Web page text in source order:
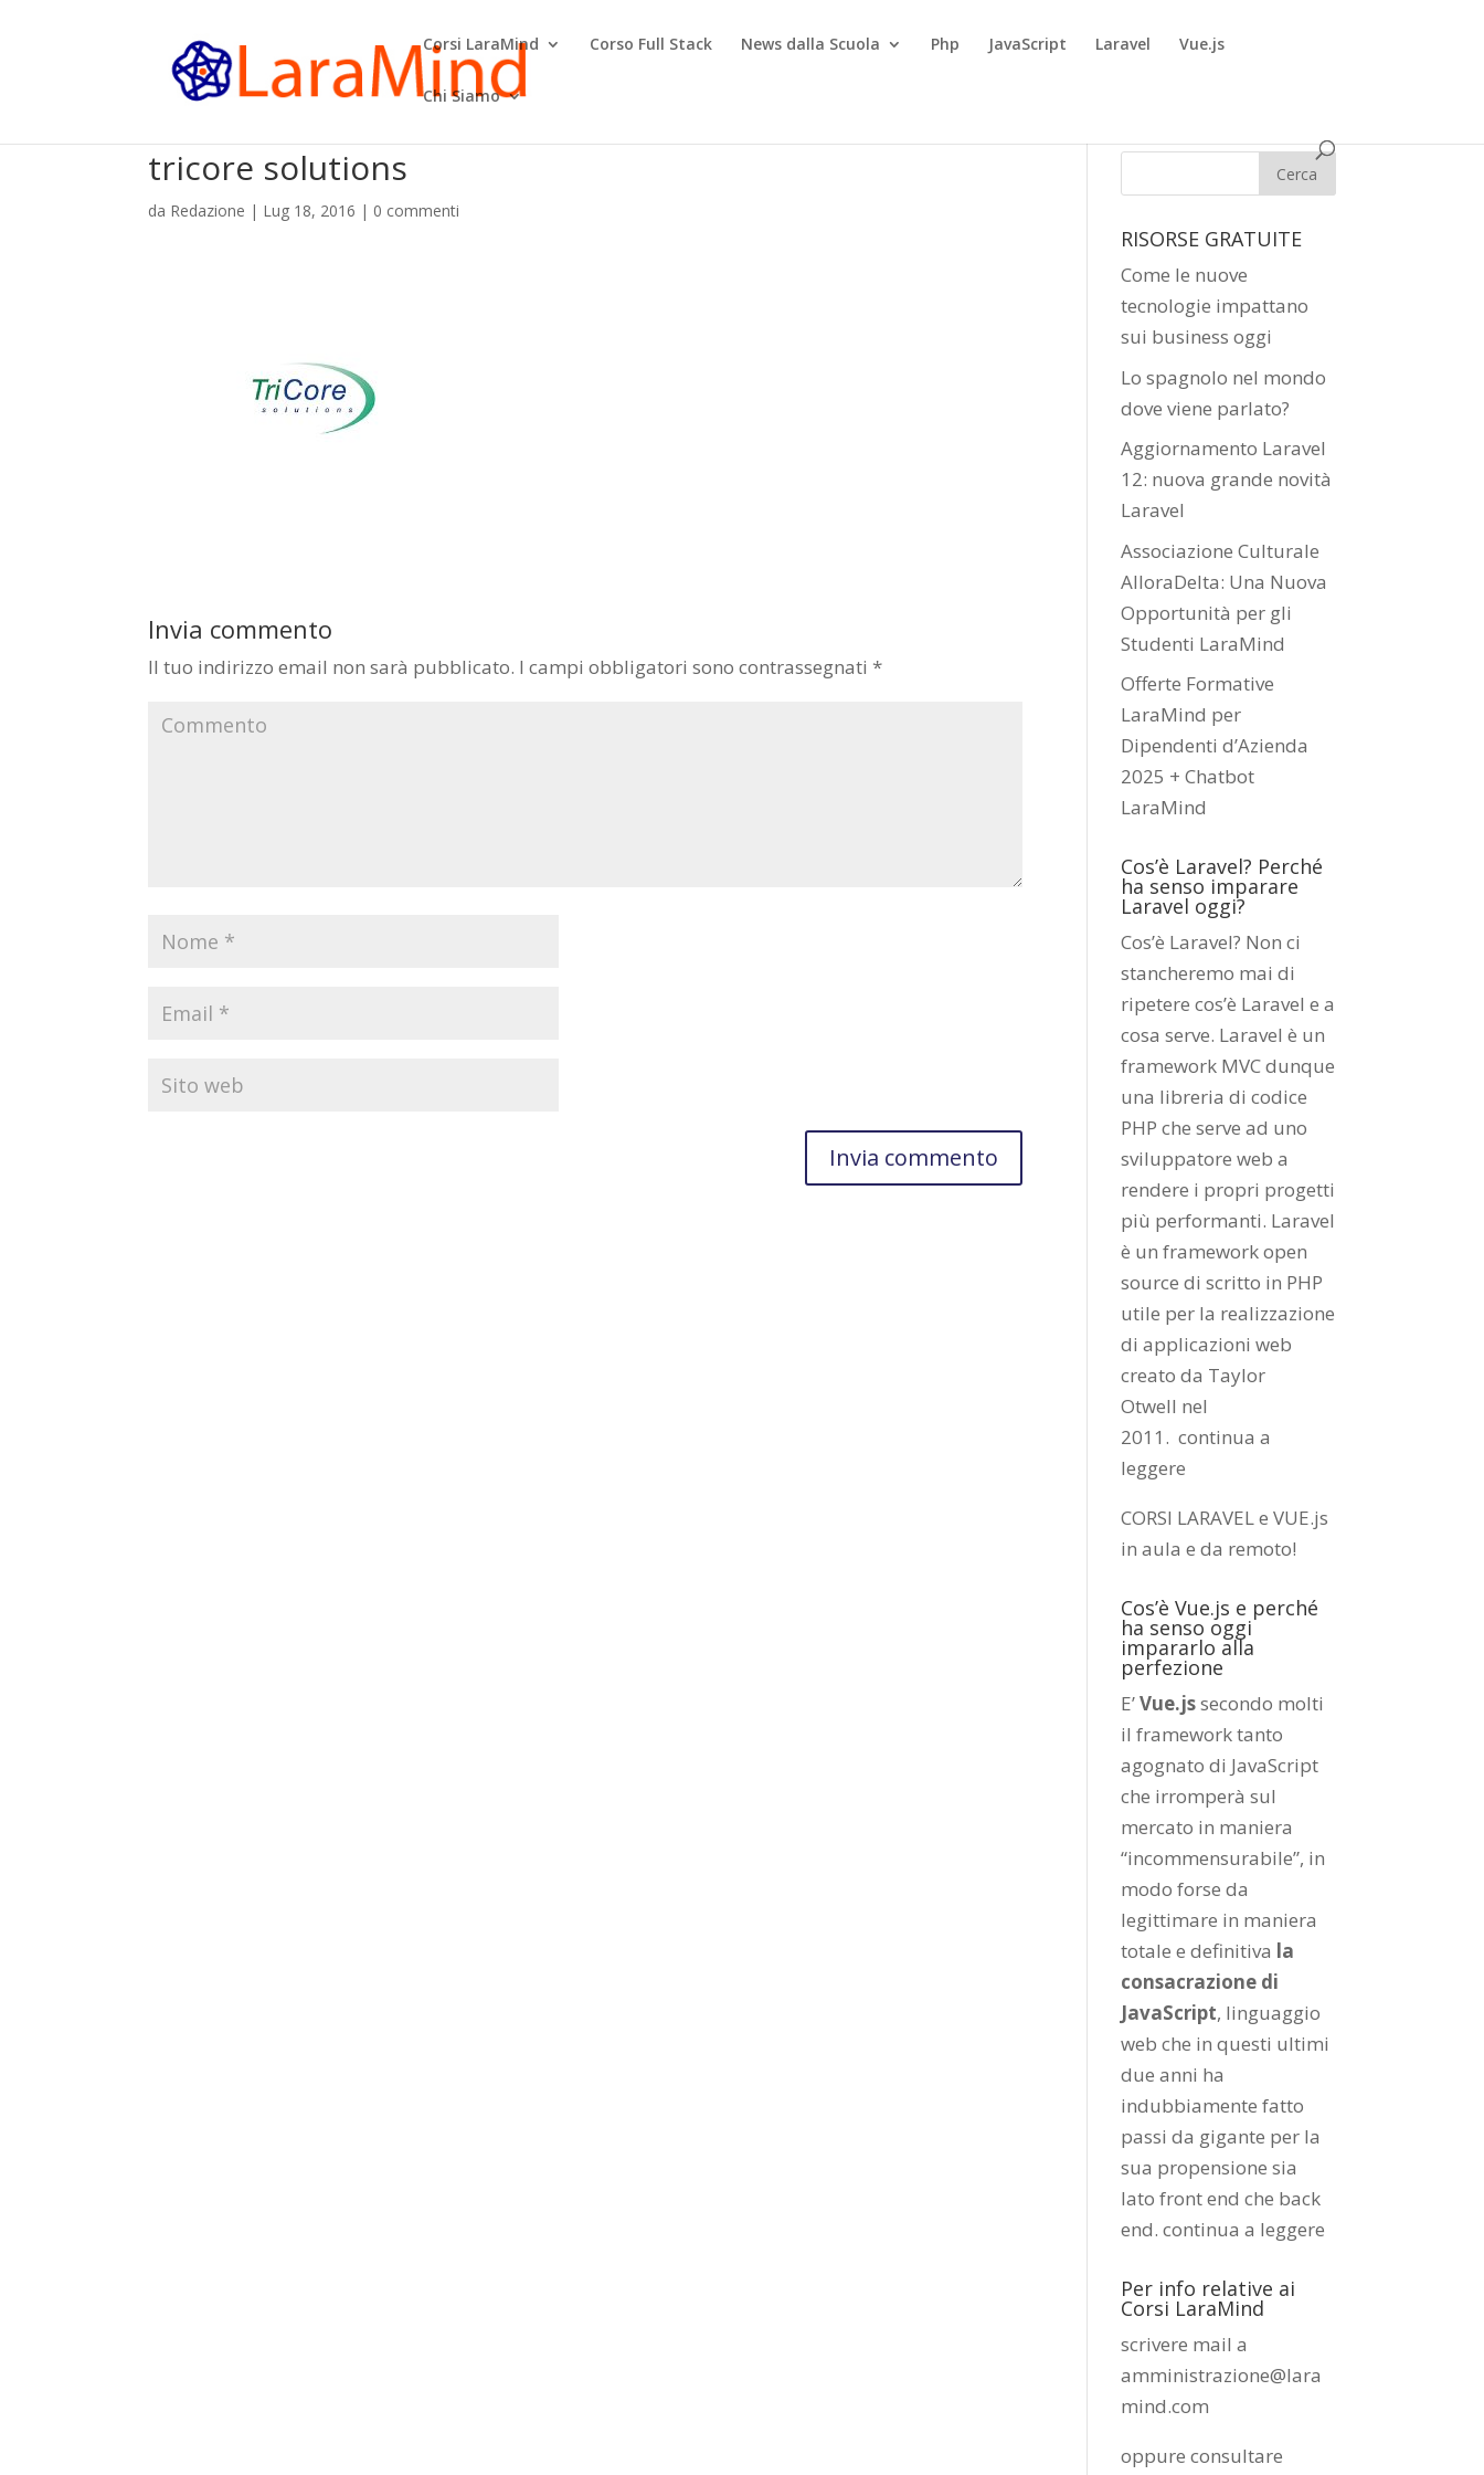
Corsi LaraMind Corso Full Stack News dalla Scuola Php JavaScript Laravel Vue.js
Chi Siamo
tricore solutions
da Redazione | Lug 18, 2016 | 0 commenti
Invia commento
Il tuo indirizzo email non sarà pubblicato. I campi obbligatori sono contrassegnati *
RISORSE GRATUITE
Come le nuove
tecnologie impattano
sui business oggi
Lo spagnolo nel mondo
dove viene parlato?
Aggiornamento Laravel
12: nuova grande novità
Laravel
Associazione Culturale
AlloraDelta: Una Nuova
Opportunità per gli
Studenti LaraMind
Offerte Formative
LaraMind per
Dipendenti d’Azienda
2025 + Chatbot
LaraMind
Cos’è Laravel? Perché
ha senso imparare
Laravel oggi?
Cos’è Laravel? Non ci
stancheremo mai di
ripetere cos’è Laravel e a
cosa serve. Laravel è un
framework MVC dunque
una libreria di codice
PHP che serve ad uno
sviluppatore web a
rendere i propri progetti
più performanti. Laravel
è un framework open
source di scritto in PHP
utile per la realizzazione
di applicazioni web
creato da Taylor
Otwell nel
2011.continua a
leggere
CORSI LARAVEL e VUE.js
in aula e da remoto!
Cos’è Vue.js e perché
ha senso oggi
impararlo alla
perfezione
E’Vue.jssecondo molti
il framework tanto
agognato di JavaScript
che irromperà sul
mercato in maniera
“incommensurabile”, in
modo forse da
legittimare in maniera
totale e definitiva la
consacrazione di
JavaScript, linguaggio
web che in questi ultimi
due anni ha
indubbiamente fatto
passi da gigante per la
sua propensione sia
lato front end che back
end.continua a leggere
Per info relative ai
Corsi LaraMind
scrivere mail a
amministrazione@lara
mind.com
oppure consultare